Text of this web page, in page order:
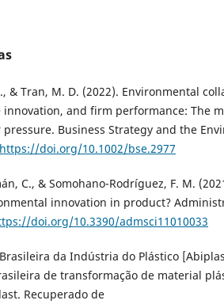
& Tran, M. D. (2022). Environmental
innovation, and firm performance: The
Business Strategy and the
https://doi.org/10.1002/bse.2977
C., & Somohano-Rodríguez, F. M.
innovation in product?
doi.org/10.3390/admsci11010033
da Indústria do Plástico
de transformação de material
Recuperado de